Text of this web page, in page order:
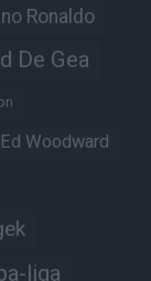
Ronaldo
De Gea
Ed Woodward
liga